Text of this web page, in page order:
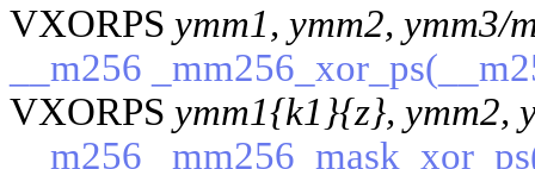
VXORPS ymm1, ymm2, ymm3/
__m256
VXORPS ymm1{k1}{z}, ymm2,
__m256